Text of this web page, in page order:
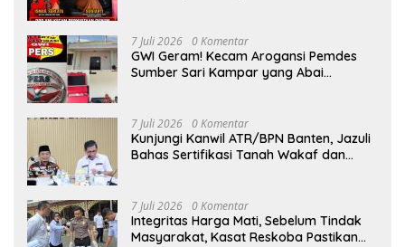
7 Juli 2026 0 Komentar
GWI Geram! Kecam Arogansi Pemdes
Sumber Sari Kampar yang Abai
7 Juli 2026 0 Komentar
Kunjungi Kanwil ATR/BPN Banten, Jazuli
Bahas Sertifikasi Tanah Wakaf dan
7 Juli 2026 0 Komentar
Integritas Harga Mati, Sebelum Tindak
Masyarakat, Kasat Reskoba Pastikan